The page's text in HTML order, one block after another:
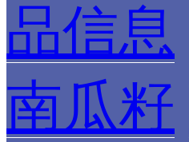
品信息
南瓜籽